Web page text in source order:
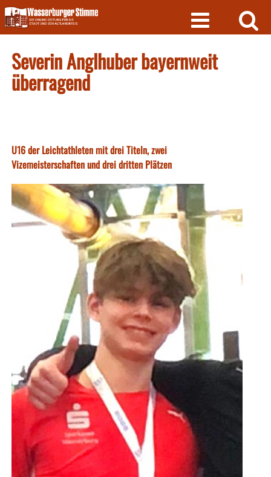
Skip
to
content
Severin Anglhuber bayernweit
überragend
U16 der Leichtathleten mit drei Titeln, zwei
Vizemeisterschaften und drei dritten Plätzen